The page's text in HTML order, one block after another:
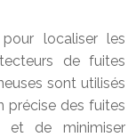
localiser les
de fuites
sont utilisés
précise des fuites
et de minimiser